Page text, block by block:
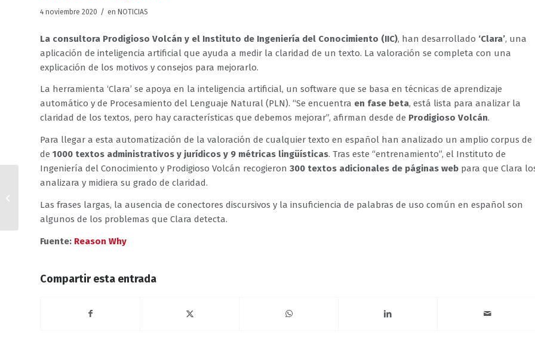
4 noviembre 2020 / en NOTICIAS
La consultora Prodigioso Volcán y el Instituto de Ingeniería del Conocimiento (IIC), han desarrollado ‘Clara’, una
aplicación de inteligencia artificial que ayuda a medir la claridad de un texto. La valoración se completa con una
explicación de los motivos y consejos para mejorarlo.
La herramienta ‘Clara’ se apoya en la inteligencia artificial, un software que se basa en técnicas de aprendizaje
automático y de Procesamiento del Lenguaje Natural (PLN). “Se encuentra en fase beta, está lista para analizar la
claridad de los textos, pero hay características que debemos mejorar”, afirman desde de Prodigioso Volcán.
Para llegar a esta automatización de la valoración de cualquier texto en español han analizado un amplio corpus de
de 1000 textos administrativos y jurídicos y 9 métricas lingüísticas. Tras este “entrenamiento”, el Instituto de
Ingeniería del Conocimiento y Prodigioso Volcán recogieron 300 textos adicionales de páginas web para que Clara
analizara y midiera su grado de claridad.
Las frases largas, la ausencia de conectores discursivos y la insuficiencia de palabras de uso común en español son
algunos de los problemas que Clara detecta.
Fuente: Reason Why
Compartir esta entrada
AMI y CEDRO unidos
digital de periódicos